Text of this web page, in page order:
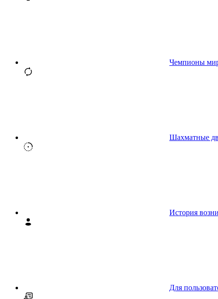
Чемпионы
Шахматные
История
Для